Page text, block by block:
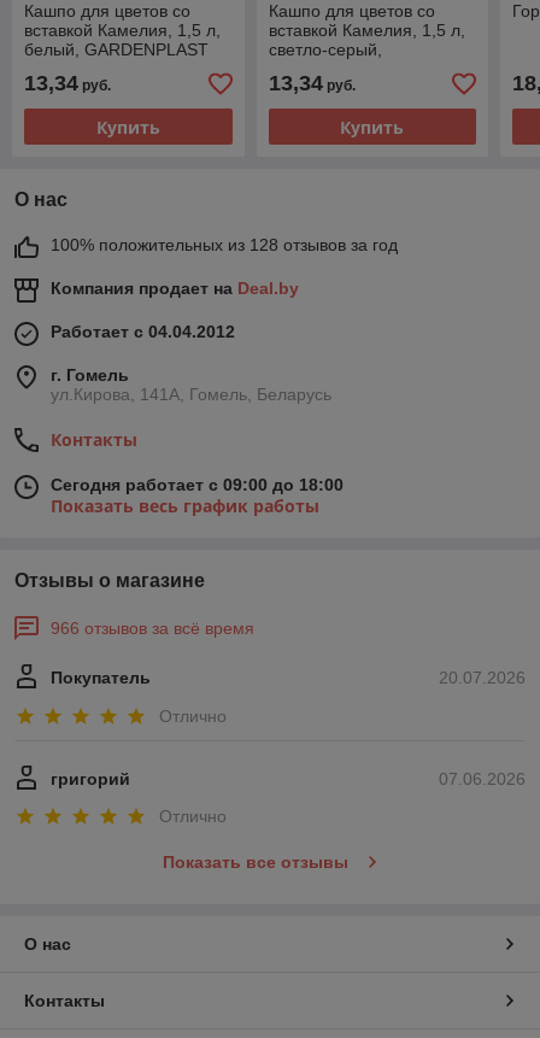
Кашпо для цветов со
вставкой Камелия, 1,5 л,
белый, GARDENPLAST
13,34 руб.
Купить
Кашпо для цветов со
вставкой Камелия, 1,5 л,
светло-серый,
13,34руб.
Купить
О нас
100% положительных из 128 отзывов за год
Компания продает на Deal.by
Работает с 04.04.2012
г. Гомель
ул.Кирова, 141А, Гомель, Беларусь
Контакты
Сегодня работает с 09:00 до 18:00
Показать весь график работы
Отзывы о магазине
966 отзывов за всё время
20.07.2026
Покупатель
Отлично
07.06.2026
григорий
Отлично
Показать все отзывы
О нас
Контакты